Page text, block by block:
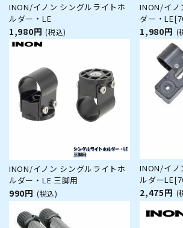
INON/イノン シングルライトホ
ルダー・LE
1,980円 (税込)
INON/イノ
ダー・
1,980円 (
INON/イノン シングルライトホ
ルダー・LE 三脚用
990円 (税込)
INON/イノ
ルダー
2,475円 (